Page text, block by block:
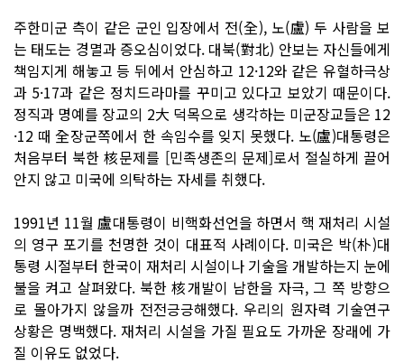
주한미군 측이 같은 군인 입장에서 전(全), 노(盧) 두 사람을 보
는 태도는 경멸과 증오심이었다. 대북(對北) 안보는 자신들에게
책임지게 해놓고 등 뒤에서 안심하고 12·12와 같은 유혈하극상
과 5·17과 같은 정치드라마를 꾸미고 있다고 보았기 때문이다.
정직과 명예를 장교의 2大 덕목으로 생각하는 미군장교들은 12
·12 때 全장군쪽에서 한 속임수를 잊지 못했다. 노(盧)대통령은
처음부터 북한 核문제를 [민족생존의 문제]로서 절실하게 끌어
안지 않고 미국에 의탁하는 자세를 취했다.
1991년 11월 盧대통령이 비핵화선언을 하면서 핵 재처리 시설
의 영구 포기를 천명한 것이 대표적 사례이다. 미국은 박(朴)대
통령 시절부터 한국이 재처리 시설이나 기술을 개발하는지 눈에
불을 켜고 살펴왔다. 북한 核개발이 남한을 자극, 그 쪽 방향으
로 몰아가지 않을까 전전긍긍해했다. 우리의 원자력 기술연구
상황은 명백했다. 재처리 시설을 가질 필요도 가까운 장래에 가
질 이유도 없었다.